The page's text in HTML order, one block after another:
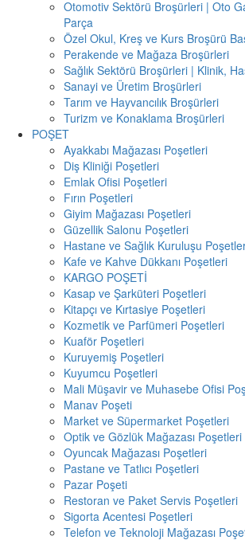
Otomotiv Sektörü Broşürleri | Oto
Parça
Özel Okul, Kreş ve Kurs Broşürü
Perakende ve Mağaza Broşürleri
Sağlık Sektörü Broşürleri | Klinik,
Sanayi ve Üretim Broşürleri
Tarım ve Hayvancılık Broşürleri
Turizm ve Konaklama Broşürleri
POŞET
Ayakkabı Mağazası Poşetleri
Diş Kliniği Poşetleri
Emlak Ofisi Poşetleri
Fırın Poşetleri
Giyim Mağazası Poşetleri
Güzellik Salonu Poşetleri
Hastane ve Sağlık Kuruluşu
Kafe ve Kahve Dükkanı Poşetleri
KARGO POŞETİ
Kasap ve Şarküteri Poşetleri
Kitapçı ve Kırtasiye Poşetleri
Kozmetik ve Parfümeri Poşetleri
Kuaför Poşetleri
Kuruyemiş Poşetleri
Kuyumcu Poşetleri
Mali Müşavir ve Muhasebe Ofisi
Manav Poşeti
Market ve Süpermarket Poşetleri
Optik ve Gözlük Mağazası Poşetleri
Oyuncak Mağazası Poşetleri
Pastane ve Tatlıcı Poşetleri
Pazar Poşeti
Restoran ve Paket Servis Poşetleri
Sigorta Acentesi Poşetleri
Telefon ve Teknoloji Mağazası